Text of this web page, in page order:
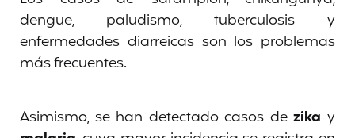
dengue, paludismo, tuberculosis y
enfermedades diarreicas son los problemas
más frecuentes.
Asimismo, se han detectado casos dezika y